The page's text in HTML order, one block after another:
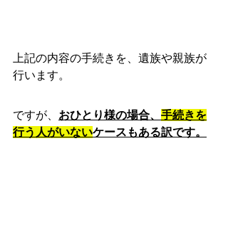
上記の内容の手続きを、遺族や親族が
行います。
ですが、 おひとり様の場合、 手続きを
行う人がいないケースもある訳です。